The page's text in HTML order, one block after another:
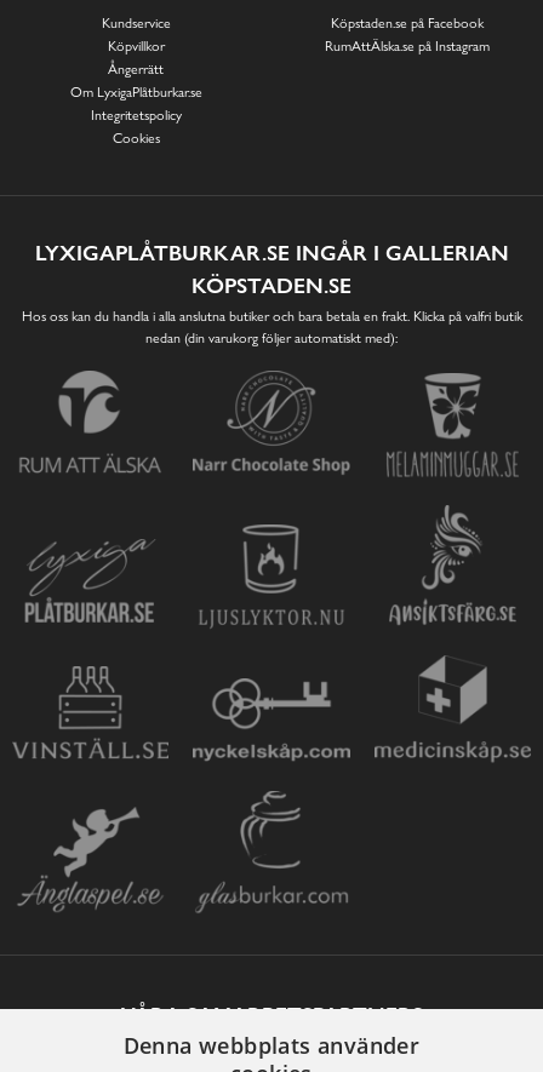
Kundservice
Köpvillkor
Ångerrätt
Om LyxigaPlåtburkar.se
Integritetspolicy
Cookies
Köpstaden.se på Facebook
RumAttÄlska.se på Instagram
LYXIGAPLÅTBURKAR.SE INGÅR I GALLERIAN
KÖPSTADEN.SE
Hos oss kan du handla i alla anslutna butiker och bara betala en frakt. Klicka på valfri butik
nedan (din varukorg följer automatiskt med):
VÅRA SAMARBETSPARTNERS
Denna webbplats använder